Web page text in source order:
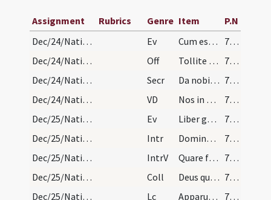
Assignment Rubrics Genre Item
P.N
Dec/24/Nativitas (Vigilia)/M2/Mass Propers
Ev Cum esset desponsata mater Iesu Maria Ioseph
71 (1r)
Dec/24/Nativitas (Vigilia)/M2/Mass Propers
Off Tollite portas principes vestras
71 (1r)
Dec/24/Nativitas (Vigilia)/M2/Mass Propers
Secr Da nobis quaesumus omnipotens Deus ut sicut adoranda
71 (1r)
Dec/24/Nativitas (Vigilia)/M2/Mass Propers
VD Nos in confessione hodierna Iesu Christi
71 (1r)
Dec/25/Nativitas/Christmas Eve
Ev Liber generationis Iesu Christi
71 (1r)
Dec/25/Nativitas/M1/Mass Propers
Intr Dominus dixit ad me
72 (1v)
Dec/25/Nativitas/M1/Mass Propers
IntrV Quare fremuerunt gentes
72 (1v)
Dec/25/Nativitas/M1/Mass Propers
Coll Deus qui hanc sacratissimam noctem veri luminis
72 (1v)
Dec/25/Nativitas/M1/Mass Propers
Lc Apparuit gratia Dei Salvatoris nostri
72 (1v)